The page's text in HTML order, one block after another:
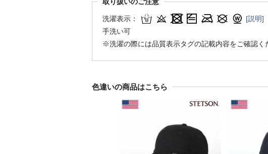
洗濯表示：
[説明]
手洗い可
※洗濯の際には品質表示タグの記載内容をご確認く
色違いの商品はこちら